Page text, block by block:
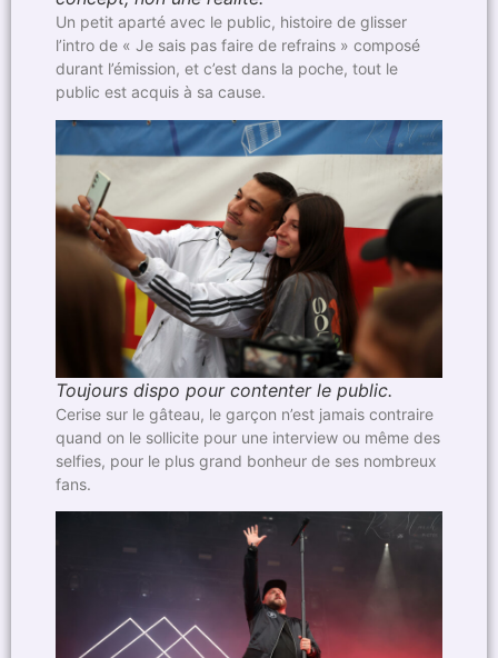
Un petit aparté avec le public, histoire de glisser
l’intro de « Je sais pas faire de refrains » composé
durant l’émission, et c’est dans la poche, tout le
public est acquis à sa cause.
Toujours dispo pour contenter le public.
Cerise sur le gâteau, le garçon n’est jamais contraire
quand on le sollicite pour une interview ou même des
selfies, pour le plus grand bonheur de ses nombreux
fans.